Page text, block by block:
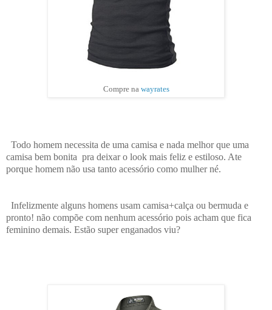
Compre na wayrates
Todo homem necessita de uma camisa e nada melhor que uma
camisa bem bonita pra deixar o look mais feliz e estiloso. Ate
porque homem não usa tanto acessório como mulher né.
Infelizmente alguns homens usam camisa+calça ou bermuda e
pronto! não compõe com nenhum acessório pois acham que fica
feminino demais. Estão super enganados viu?